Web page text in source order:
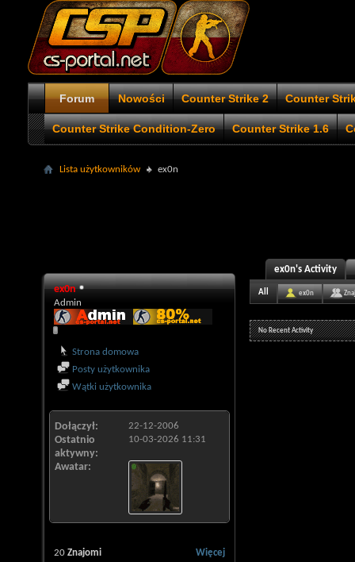
Forum Nowości Counter Strike 2 Counter
Counter Strike Condition-Zero Counter Strike 1.6
Lista użytkowników ex0n
ex0n
Admin
Strona domowa
Posty użytkownika
Wątki użytkownika
Dołączył 22-12-2006
Ostatnio
aktywny
10-03-2026 11:31
Awatar
Więcej
20 Znajomi
ex0n's Activity
All ex0n
No Recent Activity